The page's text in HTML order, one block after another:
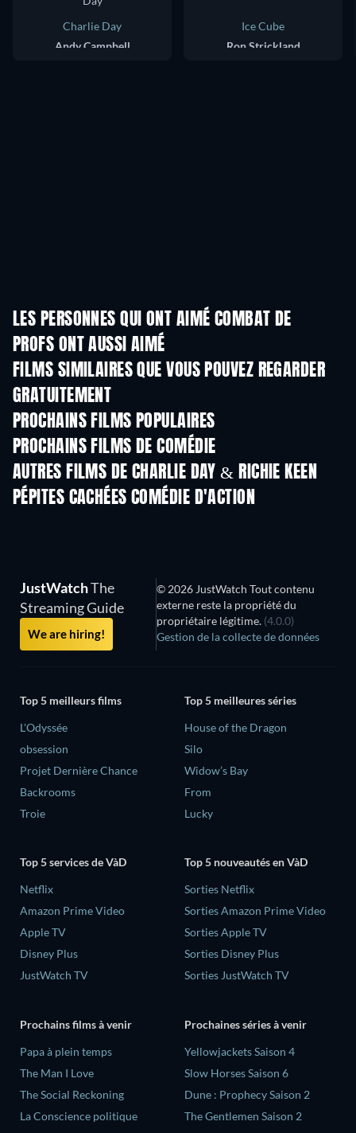
Charlie Day
Andy Campbell
Ice Cube
Ron Strickland
LES PERSONNES QUI ONT AIMÉ COMBAT DE
PROFS ONT AUSSI AIMÉ
FILMS SIMILAIRES QUE VOUS POUVEZ REGARDER
GRATUITEMENT
PROCHAINS FILMS POPULAIRES
PROCHAINS FILMS DE COMÉDIE
AUTRES FILMS DE CHARLIE DAY & RICHIE KEEN
PÉPITES CACHÉES COMÉDIE D'ACTION
JustWatchThe
Streaming Guide
We are hiring!
© 2026 JustWatch Tout contenu
externe reste la propriété du
propriétaire légitime. (4.0.0)
Gestion de la collecte de données
Top 5 meilleurs films
L'Odyssée
obsession
Projet Dernière Chance
Backrooms
Troie
Top 5 meilleures séries
House of the Dragon
Silo
Widow’s Bay
From
Lucky
Top 5 services de VàD
Netflix
Amazon Prime Video
Apple TV
Disney Plus
JustWatch TV
Top 5 nouveautés en VàD
Sorties Netflix
Sorties Amazon Prime Video
Sorties Apple TV
Sorties Disney Plus
Sorties JustWatch TV
Prochains films à venir
‎Papa à plein temps
The Man I Love
The Social Reckoning
La Conscience politique
Prochaines séries à venir
Yellowjackets Saison 4
Slow Horses Saison 6
Dune : Prophecy Saison 2
The Gentlemen Saison 2